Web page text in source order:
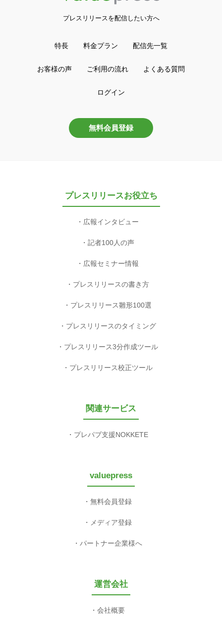
プレスリリースを配信したい方へ
特長 料金プラン 配信先一覧
お客様の声 ご利用の流れ よくある質問
ログイン
無料会員登録
プレスリリースお役立ち
広報インタビュー
記者100人の声
広報セミナー情報
プレスリリースの書き方
プレスリリース雛形100選
プレスリリースのタイミング
プレスリリース3分作成ツール
プレスリリース校正ツール
関連サービス
プレパブ支援NOKKETE
valuepress
無料会員登録
メディア登録
パートナー企業様へ
運営会社
会社概要